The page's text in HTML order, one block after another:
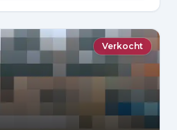
Verkocht